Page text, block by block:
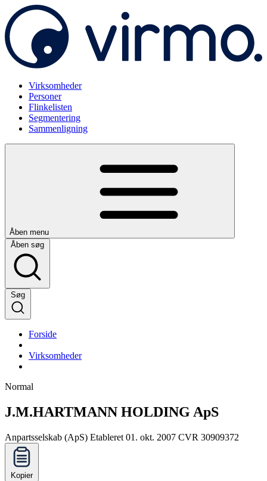
Virksomheder
Personer
Flinkelisten
Segmentering
Sammenligning
Åben menu
Åben søg
Søg
Forside
Virksomheder
Normal
J.M.HARTMANN HOLDING ApS
Anpartsselskab (ApS) Etableret 01. okt. 2007 CVR 30909372
Kopier